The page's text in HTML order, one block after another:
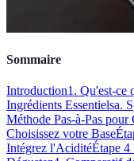
Sommaire
Introduction1. Qu'est-ce
Ingrédients Essentielsa.
Méthode Pas-à-Pas
Choisissez votre Base
Intégrez l'AciditéÉtape 4